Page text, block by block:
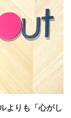
よりも「心がし